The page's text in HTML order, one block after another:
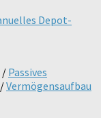
/ Passives
/Vermögensaufbau